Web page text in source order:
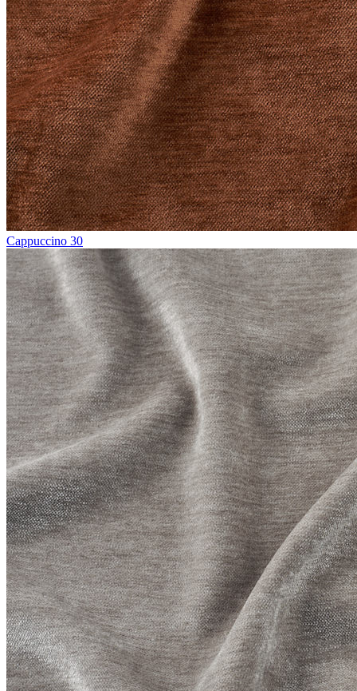
Cappuccino 30